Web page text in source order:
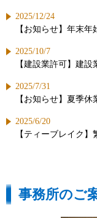
2025/12/24
【お知らせ】年末
2025/10/7
【建設業許可】建設
2025/7/31
【お知らせ】夏季
2025/6/20
【ティーブレイク
事務所のご